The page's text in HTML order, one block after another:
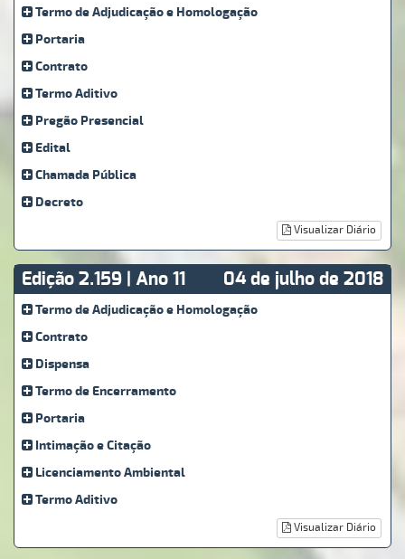
Termo de Adjudicação e Homologação
Portaria
Contrato
Termo Aditivo
Pregão Presencial
Edital
Chamada Pública
Decreto
Visualizar Diário
Edição 2.159 | Ano 11 04 de julho de 2018
Termo de Adjudicação e Homologação
Contrato
Dispensa
Termo de Encerramento
Portaria
Intimação e Citação
Licenciamento Ambiental
Termo Aditivo
Visualizar Diário